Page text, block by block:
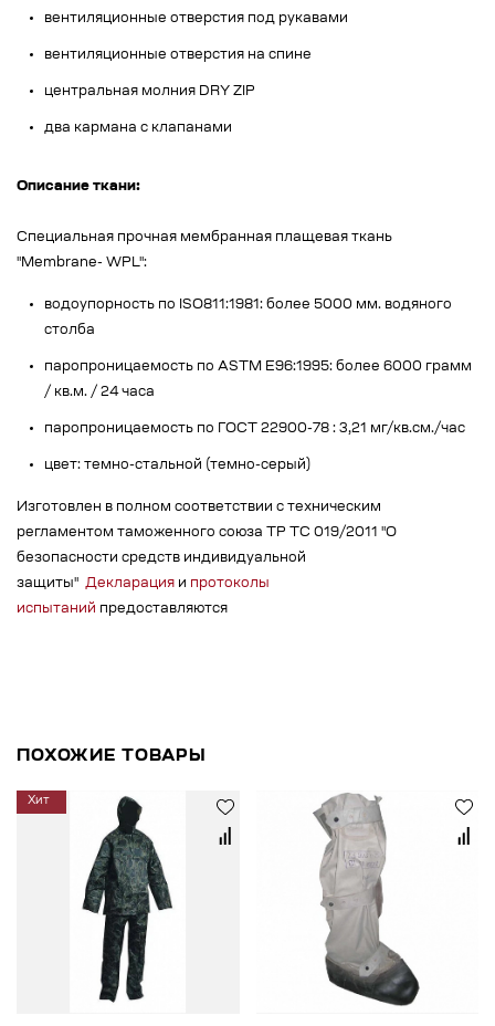
вентиляционные отверстия под рукавами
вентиляционные отверстия на спине
центральная молния DRY ZIP
два кармана с клапанами
Описание ткани:
Специальная прочная мембранная плащевая ткань
"Membrane- WPL":
водоупорность по ISO811:1981: более 5000 мм. водяного
столба
паропроницаемость по ASTM E96:1995: более 6000 грамм
/ кв.м. / 24 часа
паропроницаемость по ГОСТ 22900-78 : 3,21 мг/кв.см./час
цвет: темно-стальной (темно-серый)
Изготовлен в полном соответствии с техническим
регламентом таможенного союза ТР ТС 019/2011 "О
безопасности средств индивидуальной
защиты" Декларация и протоколы
испытаний предоставляются
ПОХОЖИЕ ТОВАРЫ
Хит